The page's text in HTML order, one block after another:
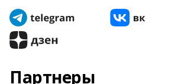
Партнеры